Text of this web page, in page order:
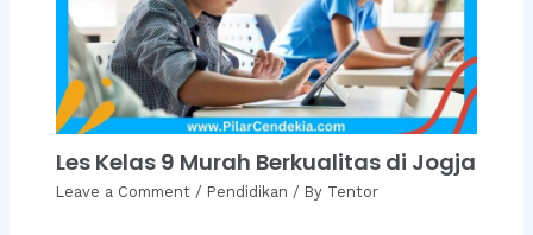
Les Kelas 9 Murah Berkualitas di Jogja
Leave a Comment / Pendidikan / By Tentor